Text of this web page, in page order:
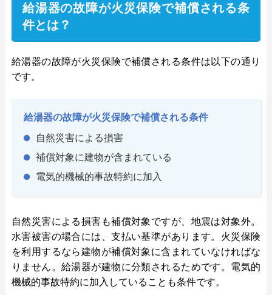
給湯器の故障が火災保険で補償される条
件とは？
給湯器の故障が火災保険で補償される条件は以下の通り
です。
給湯器の故障が火災保険で補償される条件
自然災害による損害
補償対象に建物が含まれている
電気的機械的事故特約に加入
自然災害による損害も補償対象ですが、地震は対象外。
水害被害の場合には、支払い基準があります。火災保険
を利用するなら建物が補償対象に含まれていなければな
りません。給湯器が建物に分類されるためです。電気的
機械的事故特約に加入していることも条件です。